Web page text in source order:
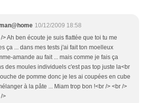
10/12/2009 18:58
> Ah ben écoute je suis flattée que toi tu me
ça ... dans mes tests j'ai fait ton moelleux
amande au fait ... mais comme je fais ça
des moules individuels c'est pas top juste la<br
de pomme donc je les ai coupées en cube
à la pâte ... Miam trop bon !<br /> <br />
>